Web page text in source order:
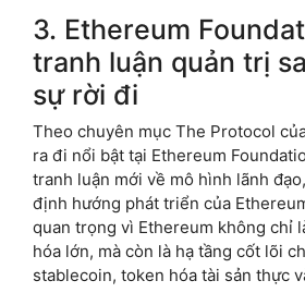
3. Ethereum
tranh luận quản trị
sự rời đi
Theo chuyên mục The Protocol
ra đi nổi bật tại Ethereum
tranh luận mới về mô hình lãnh
định hướng phát triển của
quan trọng vì Ethereum không chỉ
hóa lớn, mà còn là hạ tầng cốt lõi
stablecoin, token hóa tài sản thực